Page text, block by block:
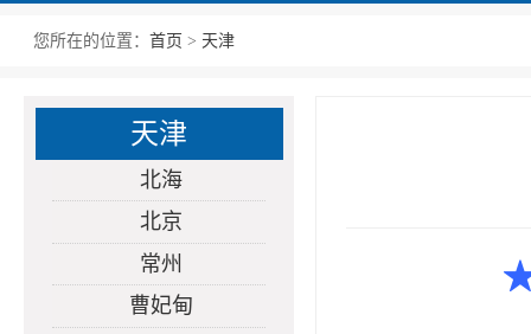
您所在的位置： 首页 > 天津
天津
北海
北京
常州
曹妃甸